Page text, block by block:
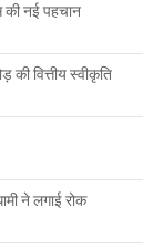
की नई पहचान
की वित्तीय स्वीकृति
ने लगाई रोक